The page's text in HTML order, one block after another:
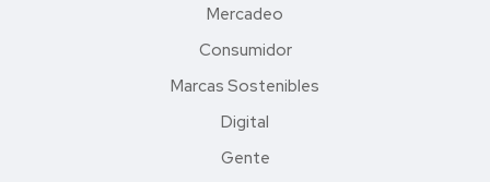
Mercadeo
Consumidor
Marcas Sostenibles
Digital
Gente